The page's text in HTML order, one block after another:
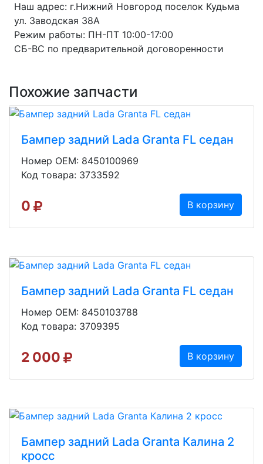
Наш адрес: г.Нижний Новгород поселок Кудьма
ул. Заводская 38А
Режим работы: ПН-ПТ 10:00-17:00
СБ-ВС по предварительной договоренности
Похожие запчасти
Бампер задний Lada Granta FL седан
Номер OEM: 8450100969
Код товара: 3733592
0 В корзину
Бампер задний Lada Granta FL седан
Номер OEM: 8450103788
Код товара: 3709395
2 000 В корзину
Бампер задний Lada Granta Калина 2
кросс